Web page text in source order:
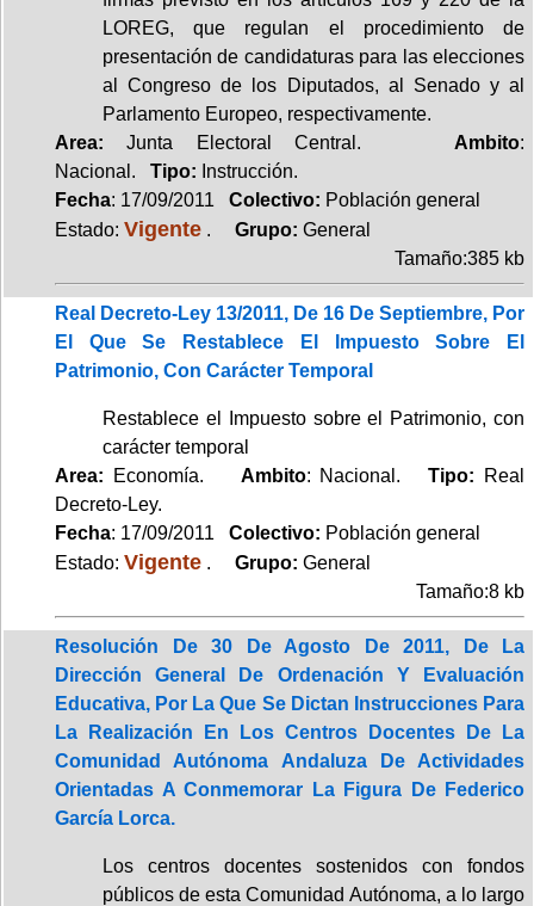
LOREG, que regulan el procedimiento de
presentación de candidaturas para las elecciones
al Congreso de los Diputados, al Senado y al
Parlamento Europeo, respectivamente.
Area: Junta Electoral Central. Ambito:
Nacional. Tipo: Instrucción.
Fecha: 17/09/2011 Colectivo: Población general
Estado: Vigente . Grupo: General
Tamaño:385 kb
Real Decreto-Ley 13/2011, De 16 De Septiembre, Por
El Que Se Restablece El Impuesto Sobre El
Patrimonio, Con Carácter Temporal
Restablece el Impuesto sobre el Patrimonio, con
carácter temporal
Area: Economía. Ambito: Nacional.Tipo:
Real
Decreto-Ley.
Fecha: 17/09/2011 Colectivo: Población general
Estado: Vigente . Grupo: General
Tamaño:8 kb
Resolución De 30 De Agosto De 2011, De La
Dirección General De Ordenación Y Evaluación
Educativa, Por La Que Se Dictan Instrucciones Para
La Realización En Los Centros Docentes De La
Comunidad Autónoma Andaluza De Actividades
Orientadas A Conmemorar La Figura De Federico
García Lorca.
Los centros docentes sostenidos con fondos
públicos de esta Comunidad Autónoma, a lo largo